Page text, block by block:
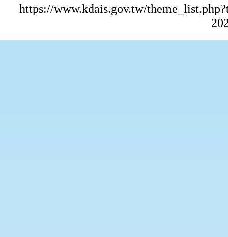
https://www.kdais.gov.tw/